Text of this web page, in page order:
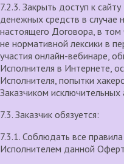
7.2.3. Закрыть доступ к
денежных средств в случае
настоящего Договора, в том
не нормативной лексики в
участия онлайн-вебинаре,
Исполнителя в Интернете,
Исполнителя, попытки
Заказчиком
7.3. Заказчик обязуется:
7.3.1. Соблюдать все
Исполнителем данной